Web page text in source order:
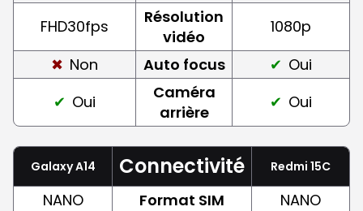
FHD30fps
Résolution
vidéo
1080p
Non
Auto focus
Oui
Oui
Caméra
arrière
Oui
Galaxy A14 Connectivité Redmi 15C
NANO Format SIM
NANO